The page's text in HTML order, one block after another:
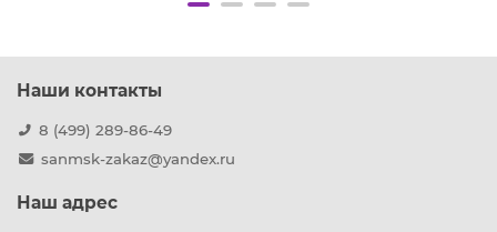
Наши контакты
8 (499) 289-86-49
sanmsk-zakaz@yandex.ru
Наш адрес